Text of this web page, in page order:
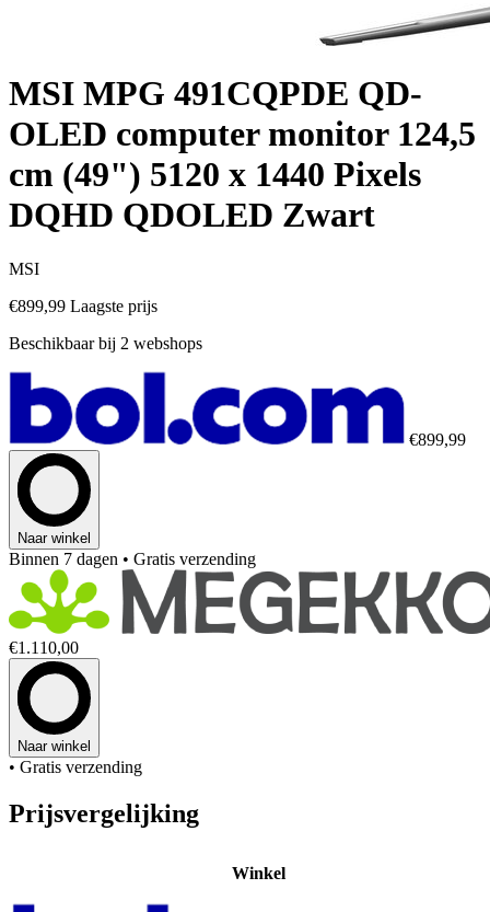
MSI MPG 491CQPDE QD-
OLED computer monitor 124,5
cm (49") 5120 x 1440 Pixels
DQHD QDOLED Zwart
MSI
€899,99 Laagste prijs
Beschikbaar bij 2 webshops
€899,99
Naar winkel
Binnen 7 dagen • Gratis verzending
€1.110,00
Naar winkel
• Gratis verzending
Prijsvergelijking
Winkel